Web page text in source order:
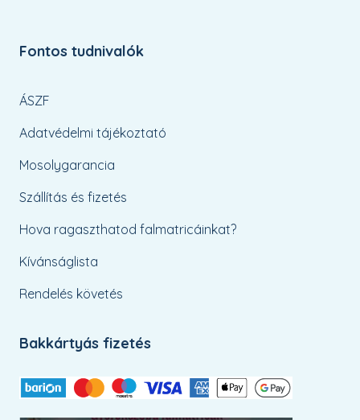
Fontos tudnivalók
ÁSZF
Adatvédelmi tájékoztató
Mosolygarancia
Szállítás és fizetés
Hova ragaszthatod falmatricáinkat?
Kívánságlista
Rendelés követés
Bakkártyás fizetés